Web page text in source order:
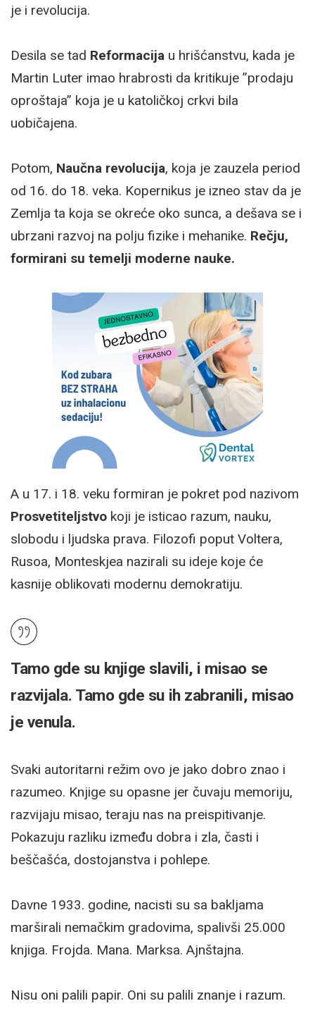
je i revolucija.
Desila se tad Reformacija u hrišćanstvu, kada je
Martin Luter imao hrabrosti da kritikuje ”prodaju
oproštaja” koja je u katoličkoj crkvi bila
uobičajena.
Potom, Naučna revolucija, koja je zauzela period
od 16. do 18. veka. Kopernikus je izneo stav da je
Zemlja ta koja se okreće oko sunca, a dešava se i
ubrzani razvoj na polju fizike i mehanike. Rečju,
formirani su temelji moderne nauke.
A u 17. i 18. veku formiran je pokret pod nazivom
Prosvetiteljstvo koji je isticao razum, nauku,
slobodu i ljudska prava. Filozofi poput Voltera,
Rusoa, Monteskjea nazirali su ideje koje će
kasnije oblikovati modernu demokratiju.
Tamo gde su knjige slavili, i misao se
razvijala. Tamo gde su ih zabranili, misao
je venula.
Svaki autoritarni režim ovo je jako dobro znao i
razumeo. Knjige su opasne jer čuvaju memoriju,
razvijaju misao, teraju nas na preispitivanje.
Pokazuju razliku između dobra i zla, časti i
beščašća, dostojanstva i pohlepe.
Davne 1933. godine, nacisti su sa bakljama
marširali nemačkim gradovima, spalivši 25.000
knjiga. Frojda. Mana. Marksa. Ajnštajna.
Nisu oni palili papir. Oni su palili znanje i razum.